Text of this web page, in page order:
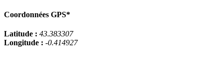
Coordonnées GPS*
Latitude : 43.383307
Longitude : -0.414927